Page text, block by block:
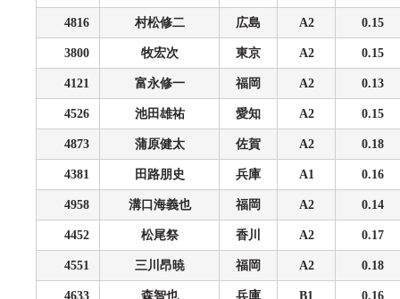
4816 村松修二 広島 A2 0.15
3800 牧宏次 東京 A2 0.15
4121 富永修一 福岡 A2 0.13
4526 池田雄祐 愛知 A2 0.15
4873 蒲原健太 佐賀 A2 0.18
4381 田路朋史 兵庫 A1 0.16
4958 溝口海義也 福岡 A2 0.14
4452 松尾祭 香川 A2 0.17
4551 三川昂暁 福岡 A2 0.18
4633 森智也 兵庫 B1 0.16